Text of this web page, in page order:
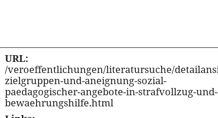
URL:
/veroeffentlichungen/literatursuche/
zielgruppen-und-aneignung-sozial-
paedagogischer-angebote-in-strafvollzug-und-
bewaehrungshilfe.html